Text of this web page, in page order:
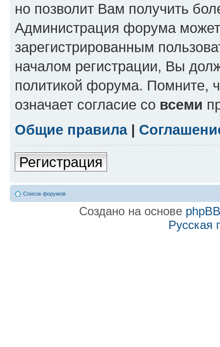
но позволит Вам получить
Администрация форума может
зарегистрированным
началом регистрации, Вы
политикой форума. Помните,
означает согласие со всеми
Общие правила|
Регистрация
Список форумов
Создано на основе phpBB
Русская